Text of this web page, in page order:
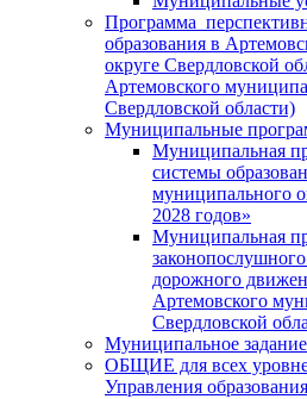
Программа
образования в
округе Свердловской
Артемовского
Свердловской области)
Муниципальные
Муниципальная
системы
муниципального
2028 годов»
Муниципальная
дорожного
Артемовского
Свердловской
Муниципальное задание
ОБЩИЕ для всех
Управления